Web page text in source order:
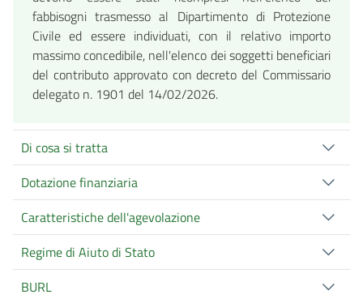
fabbisogni trasmesso al Dipartimento di Protezione
Civile ed essere individuati, con il relativo importo
massimo concedibile, nell'elenco dei soggetti beneficiari
del contributo approvato con decreto del Commissario
delegato n. 1901 del 14/02/2026.
Di cosa si tratta
Dotazione finanziaria
Caratteristiche dell'agevolazione
Regime di Aiuto di Stato
BURL